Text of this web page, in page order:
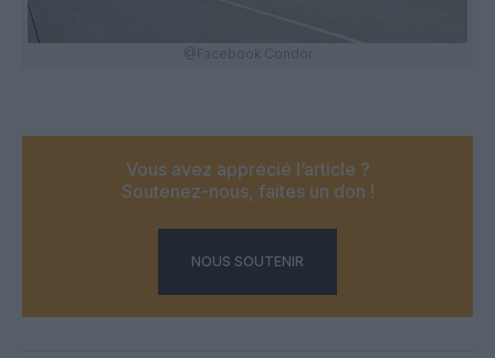
@Facebook Condor
Vous avez apprécié l’article ?
Soutenez-nous, faites un don !
NOUS SOUTENIR